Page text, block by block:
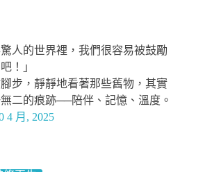
人的世界裡，我們很容易被鼓勵
！」
步，靜靜地看著那些舊物，其實
二的痕跡──陪伴、記憶、溫度。
4 月, 2025